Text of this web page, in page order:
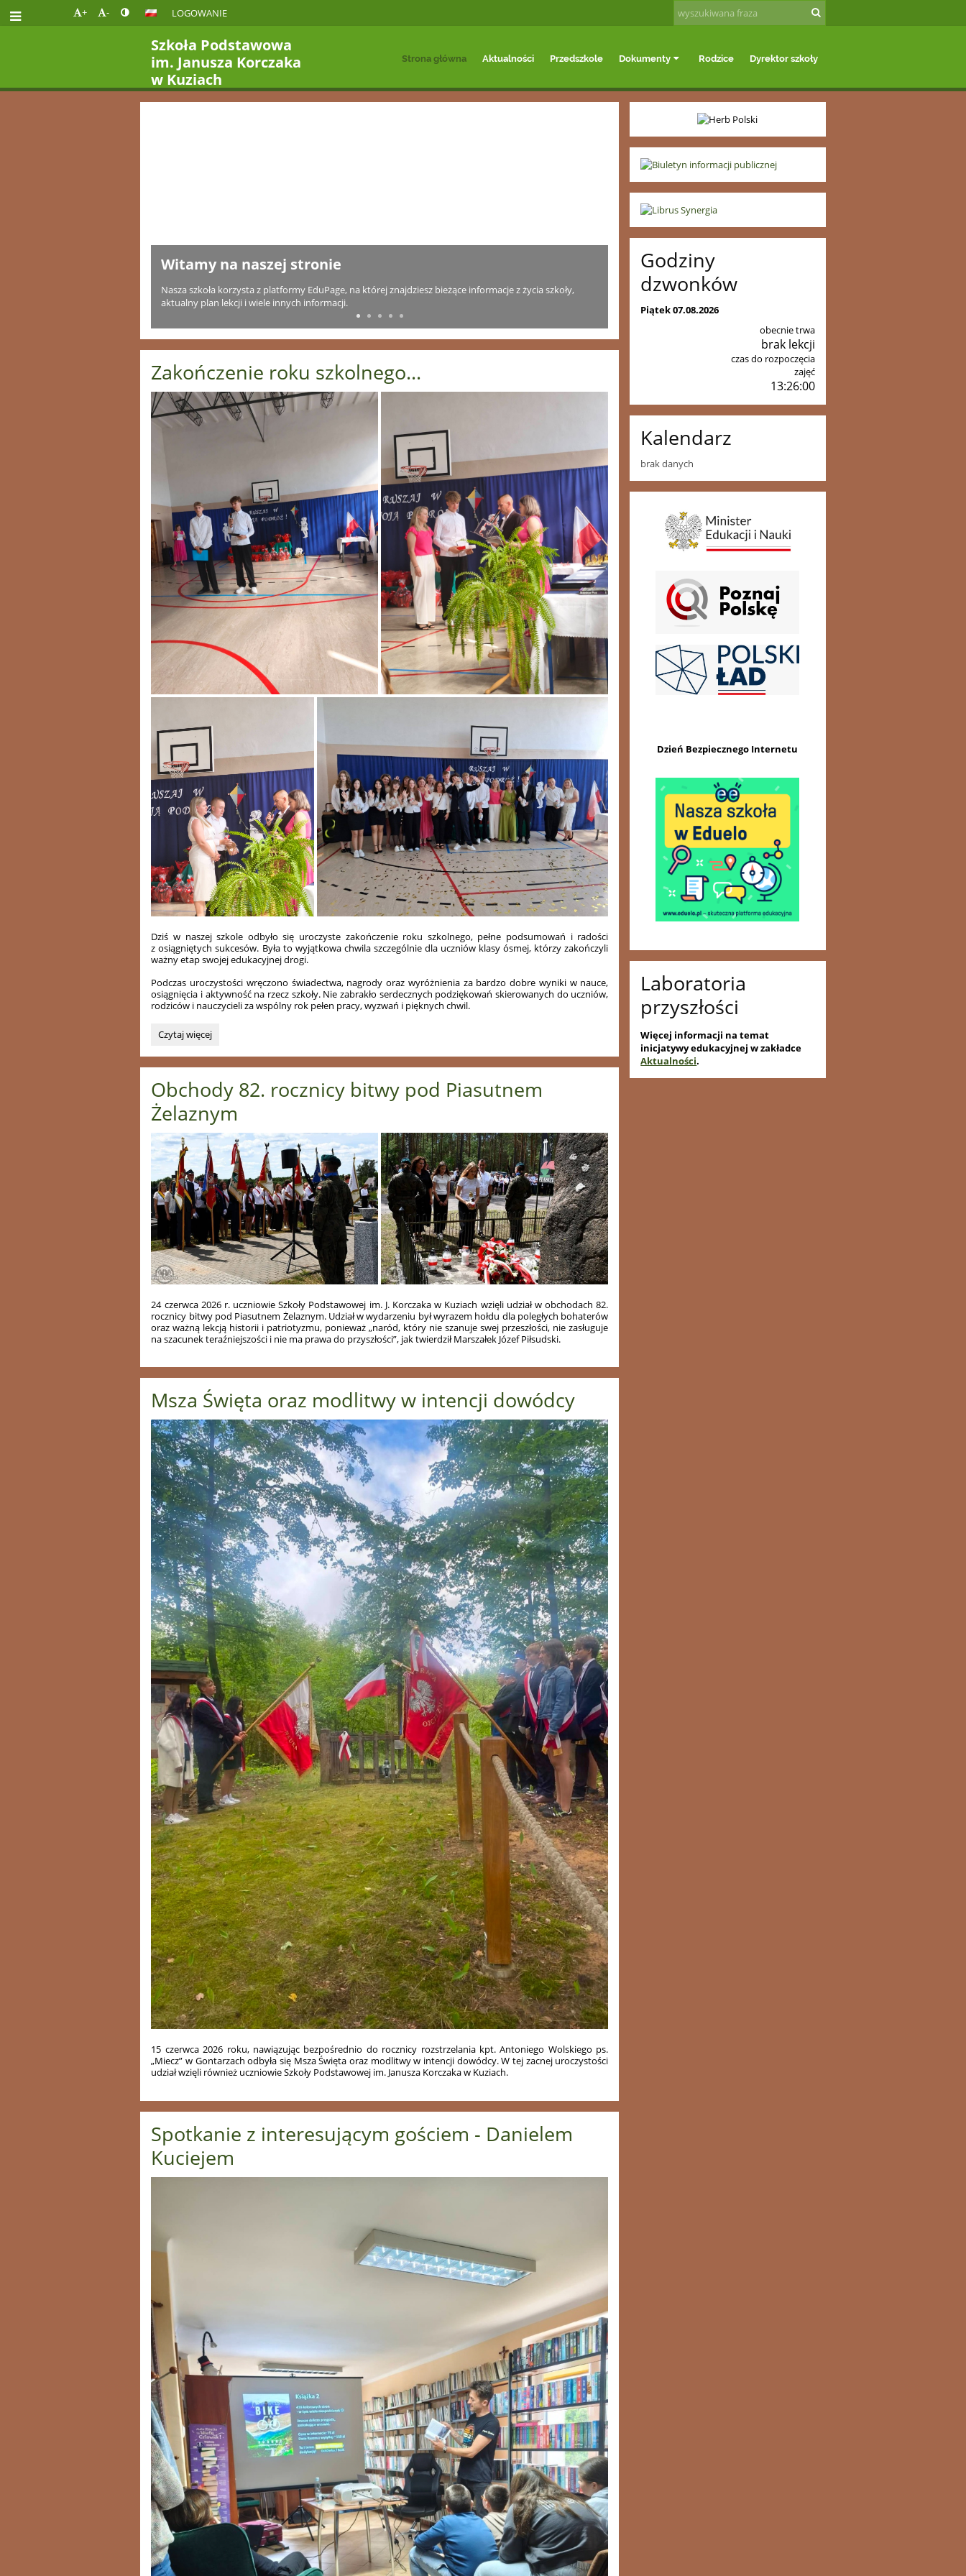
+ - LOGOWANIE
Szkoła Podstawowa
im. Janusza Korczaka
w Kuziach
Strona główna Aktualności Przedszkole Dokumenty Rodzice Dyrektor szkoły
Kontakt Mapa
Zakończenie roku szkolnego...
Dziś w naszej szkole odbyło się uroczyste zakończenie roku szkolnego, pełne podsumowań i radości
z osiągniętych sukcesów. Była to wyjątkowa chwila szczególnie dla uczniów klasy ósmej, którzy zakończyli
ważny etap swojej edukacyjnej drogi.
Podczas uroczystości wręczono świadectwa, nagrody oraz wyróżnienia za bardzo dobre wyniki w nauce,
osiągnięcia i aktywność na rzecz szkoły. Nie zabrakło serdecznych podziękowań skierowanych do uczniów,
rodziców i nauczycieli za wspólny rok pełen pracy, wyzwań i pięknych chwil.
Zakończenie
szkolnego...:
Czytaj więcej
Obchody 82. rocznicy bitwy pod Piasutnem
Żelaznym
24 czerwca 2026 r. uczniowie Szkoły Podstawowej im. J. Korczaka w Kuziach wzięli udział w obchodach 82.
rocznicy bitwy pod Piasutnem Żelaznym. Udział w wydarzeniu był wyrazem hołdu dla poległych bohaterów
oraz ważną lekcją historii i patriotyzmu, ponieważ „naród, który nie szanuje swej przeszłości, nie zasługuje
na szacunek teraźniejszości i nie ma prawa do przyszłości”, jak twierdził Marszałek Józef Piłsudski.
Msza Święta oraz modlitwy w intencji dowódcy
15 czerwca 2026 roku, nawiązując bezpośrednio do rocznicy rozstrzelania kpt. Antoniego Wolskiego ps.
„Miecz” w Gontarzach odbyła się Msza Święta oraz modlitwy w intencji dowódcy. W tej zacnej uroczystości
udział wzięli również uczniowie Szkoły Podstawowej im. Janusza Korczaka w Kuziach.
Spotkanie z interesującym gościem - Danielem
Kuciejem
Godziny
dzwonków
Piątek 07.08.2026
obecnie trwa
brak lekcji
czas do rozpoczęcia
zajęć
13:25:59
Kalendarz
brak danych
Dzień Bezpiecznego Internetu
Laboratoria
przyszłości
Więcej informacji na temat
inicjatywy edukacyjnej w zakładce
Aktualności.